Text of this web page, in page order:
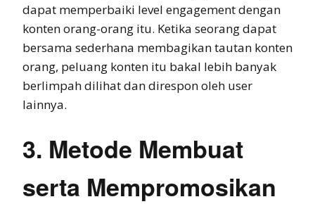
dapat memperbaiki level engagement dengan
konten orang-orang itu. Ketika seorang dapat
bersama sederhana membagikan tautan konten
orang, peluang konten itu bakal lebih banyak
berlimpah dilihat dan direspon oleh user
lainnya.
3. Metode Membuat
serta Mempromosikan